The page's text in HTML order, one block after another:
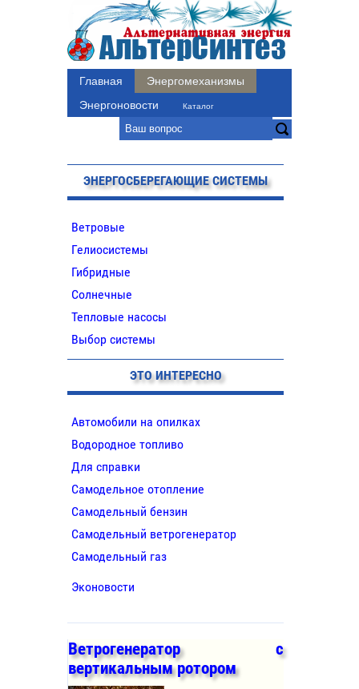
Главная
Энергомеханизмы
Энергоновости
Каталог
ЭНЕРГОСБЕРЕГАЮЩИЕ СИСТЕМЫ
Ветровые
Гелиосистемы
Гибридные
Солнечные
Тепловые насосы
Выбор системы
ЭТО ИНТЕРЕСНО
Автомобили на опилках
Водородное топливо
Для справки
Самодельное отопление
Самодельный бензин
Самодельный ветрогенератор
Самодельный газ
Эконовости
Ветрогенератор с
вертикальным ротором